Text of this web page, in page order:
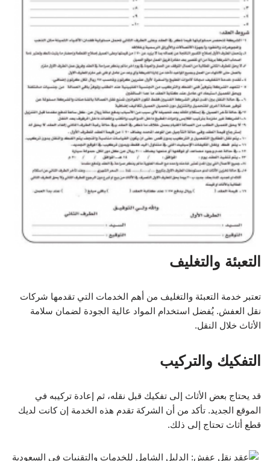
التعبئة والتغليف
تعتبر خدمة التعبئة والتغليف من أهم الخدمات التي تقدمها شركات
نقل العفش. يُفضل استخدام المواد عالية الجودة لضمان سلامة
الأثاث خلال النقل.
التفكيك والتركيب
قد يحتاج بعض الأثاث إلى تفكيك قبل نقله، ثم إعادة تركيبه في
الموقع الجديد. تأكد من أن الشركة تقدم هذه الخدمة إن كانت لديك
قطع أثاث تحتاج إلى ذلك.